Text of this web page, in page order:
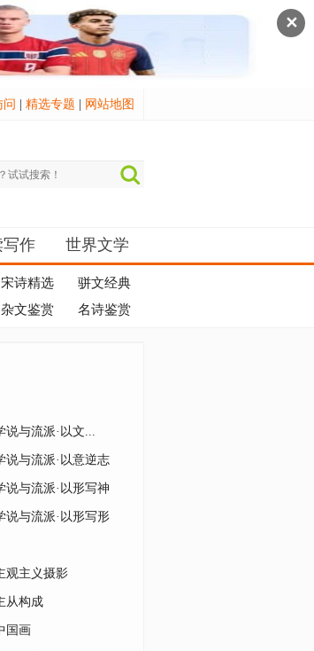
✕
问 精选专题 网站地图
写作 世界文学
宋诗精选
骈文经典
杂文鉴赏 名诗鉴赏
说与流派·以文...
说与流派·以意逆志
说与流派·以形写神
说与流派·以形写形
观主义摄影
从构成
国画